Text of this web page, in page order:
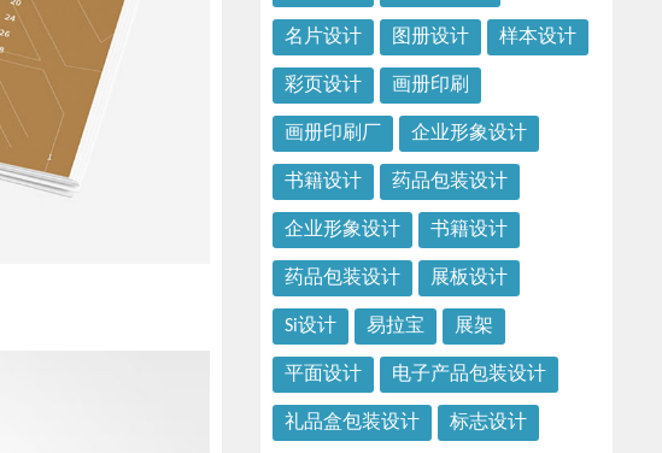
名片设计 图册设计 样本设计
彩页设计 画册印刷
画册印刷厂 企业形象设计
书籍设计 药品包装设计
企业形象设计 书籍设计
药品包装设计 展板设计
Si设计 易拉宝 展架
平面设计 电子产品包装设计
礼品盒包装设计 标志设计